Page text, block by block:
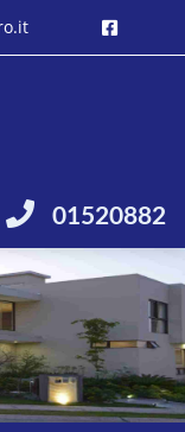
01520882